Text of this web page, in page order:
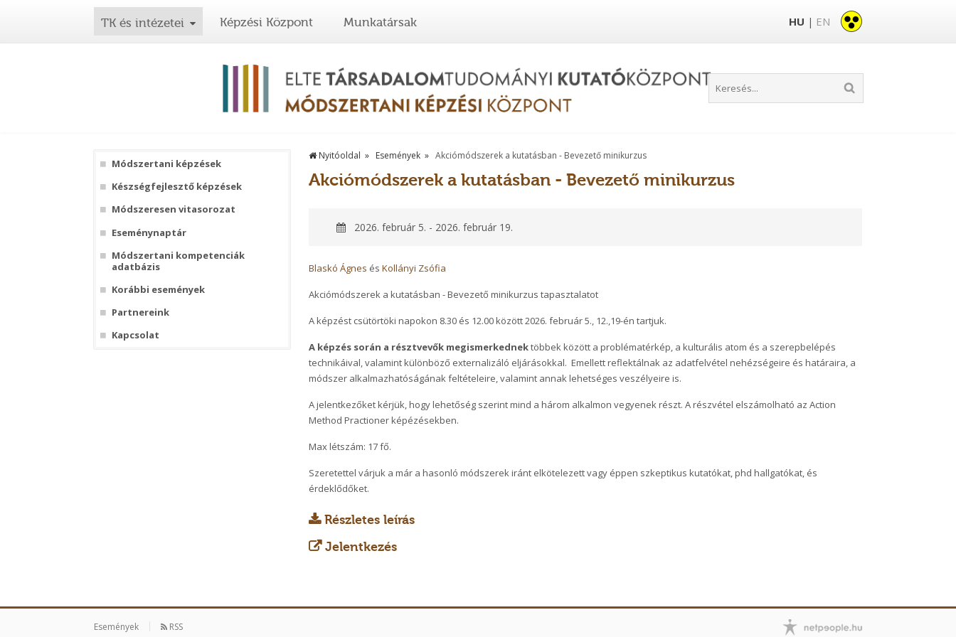
TK és intézetei Képzési Központ Munkatársak HU | EN
Módszertani képzések
Készségfejlesztő képzések
Módszeresen vitasorozat
Eseménynaptár
Módszertani kompetenciák
adatbázis
Korábbi események
Partnereink
Kapcsolat
Nyitóoldal Események Akciómódszerek a kutatásban - Bevezető minikurzus
Akciómódszerek a kutatásban - Bevezető minikurzus
2026. február 5. - 2026. február 19.
Blaskó Ágnes ésKollányi Zsófia
Akciómódszerek a kutatásban - Bevezető minikurzus tapasztalatot
A képzést csütörtöki napokon 8.30 és 12.00 között 2026. február 5., 12.,19-én tartjuk.
A képzés során a résztvevők megismerkednektöbbek között a problématérkép, a kulturális atom és a szerepbelépés
technikáival, valamint különböző externalizáló eljárásokkal. Emellett reflektálnak az adatfelvétel nehézségeire és határaira, a
módszer alkalmazhatóságának feltételeire, valamint annak lehetséges veszélyeire is.
A jelentkezőket kérjük, hogy lehetőség szerint mind a három alkalmon vegyenek részt. A részvétel elszámolható az Action
Method Practioner képézésekben.
Max létszám: 17 fő.
Szeretettel várjuk a már a hasonló módszerek iránt elkötelezett vagy éppen szkeptikus kutatókat, phd hallgatókat, és
érdeklődőket.
Részletes leírás
Jelentkezés
Események RSS